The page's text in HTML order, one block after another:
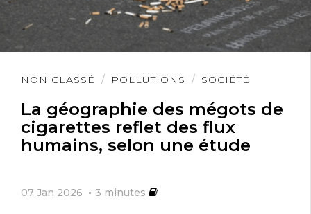
NON CLASSÉ POLLUTIONS SOCIÉTÉ
La géographie des mégots de
cigarettes reflet des flux
humains, selon une étude
07 Jan 2026 3 minutes
Lire